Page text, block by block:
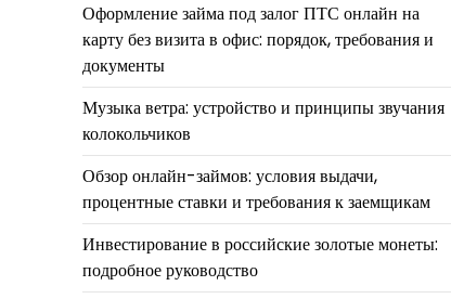
Оформление займа под залог ПТС онлайн на
карту без визита в офис: порядок, требования и
документы
Музыка ветра: устройство и принципы звучания
колокольчиков
Обзор онлайн-займов: условия выдачи,
процентные ставки и требования к заемщикам
Инвестирование в российские золотые монеты:
подробное руководство